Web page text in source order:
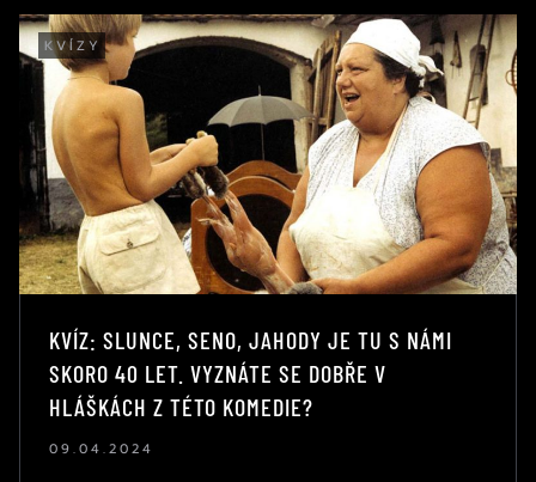
KVÍZY
KVÍZ: SLUNCE, SENO, JAHODY JE TU S NÁMI
SKORO 40 LET. VYZNÁTE SE DOBŘE V
HLÁŠKÁCH Z TÉTO KOMEDIE?
09.04.2024